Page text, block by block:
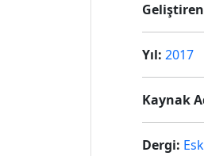
Yıl: 2017
Kaynak
Dergi: